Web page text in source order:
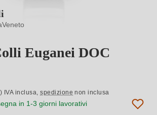
Veneto
Euganei DOC
IVA inclusa,spedizione non inclusa
in 1-3 giorni lavorativi